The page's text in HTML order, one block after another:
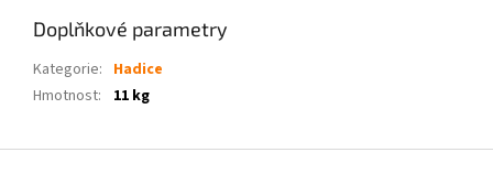
Doplňkové parametry
Kategorie: Hadice
Hmotnost: 11 kg